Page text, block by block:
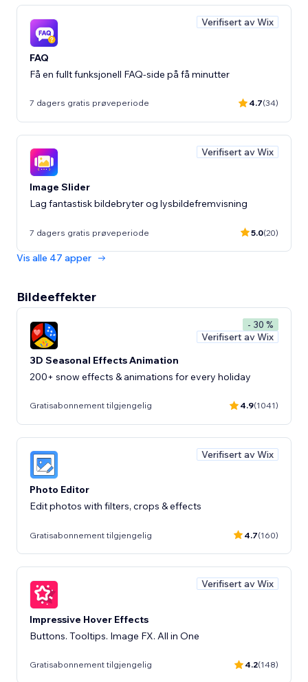
Verifisert av Wix
FAQ
Få en fullt funksjonell FAQ-side på få minutter
7 dagers gratis prøveperiode 4.7(34)
Verifisert av Wix
Image Slider
Lag fantastisk bildebryter og lysbildefremvisning
7 dagers gratis prøveperiode 5.0(20)
Vis alle 47 apper
Bildeeffekter
- 30 %
Verifisert av Wix
3D Seasonal Effects Animation
200+ snow effects & animations for every holiday
Gratisabonnement tilgjengelig 4.9(1041)
Verifisert av Wix
Photo Editor
Edit photos with filters, crops & effects
Gratisabonnement tilgjengelig 4.7(160)
Verifisert av Wix
Impressive Hover Effects
Buttons. Tooltips. Image FX. All in One
Gratisabonnement tilgjengelig 4.2(148)